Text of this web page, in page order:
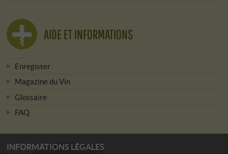
AIDE ET INFORMATIONS
Enregister
Magazine du Vin
Glossaire
FAQ
INFORMATIONS LÉGALES